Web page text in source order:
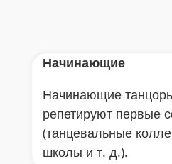
Начинающие
Начинающие
репетируют первые
(танцевальные
школы и т. д.).